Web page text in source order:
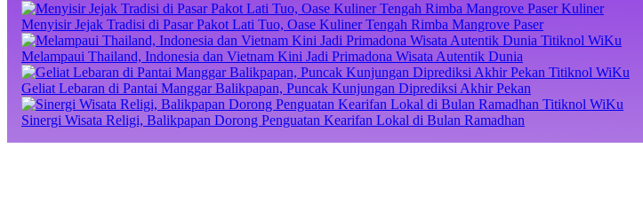
Kuliner
Menyisir Jejak Tradisi di Pasar Pakot Lati Tuo, Oase Kuliner Tengah Rimba Mangrove Paser
Titiknol WiKu
Melampaui Thailand, Indonesia dan Vietnam Kini Jadi Primadona Wisata Autentik Dunia
Titiknol WiKu
Geliat Lebaran di Pantai Manggar Balikpapan, Puncak Kunjungan Diprediksi Akhir Pekan
Titiknol WiKu
Sinergi Wisata Religi, Balikpapan Dorong Penguatan Kearifan Lokal di Bulan Ramadhan